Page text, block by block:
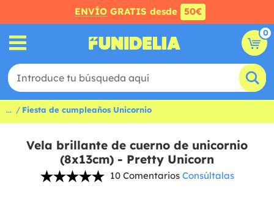
ENVÍO GRATIS desde 50€
0
... Fiesta de cumpleaños Unicornio
Vela brillante de cuerno de unicornio
(8x13cm) - Pretty Unicorn
10 Comentarios Consúltalas